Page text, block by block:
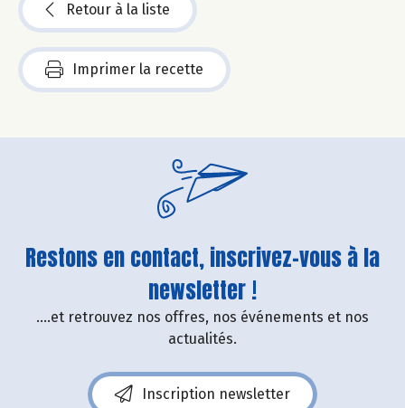
Retour à la liste
Imprimer la recette
Restons en contact, inscrivez-vous à la
newsletter !
....et retrouvez nos offres, nos événements et nos
actualités.
Inscription newsletter